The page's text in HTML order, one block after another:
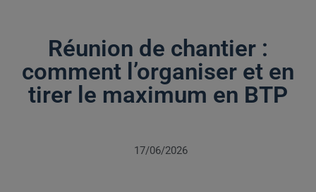
Réunion de chantier :
comment l’organiser et en
tirer le maximum en BTP
17/06/2026